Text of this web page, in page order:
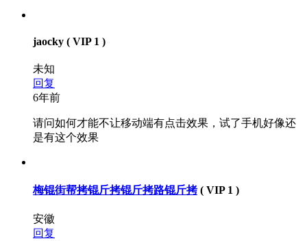
jaocky ( VIP 1 )
未知
回复
6年前
请问如何才能不让移动端有点击效果，试了手机好像还
是有这个效果
梅锟街帮拷锟斤拷锟斤拷路锟斤拷 ( VIP 1 )
安徽
回复